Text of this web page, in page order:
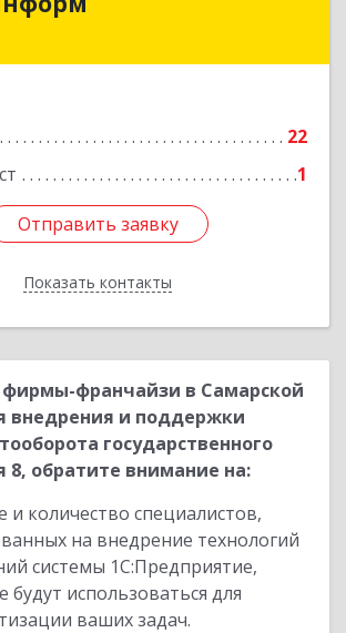
22
1
Отправить заявку
Показать контакты
Подробнее
Отправить заявку
Назад
франчайзи в Самарской
внедрения и поддержки
государственного
8, обратите внимание на:
и количество специалистов,
на внедрение технологий
системы 1С:Предприятие,
будут использоваться для
ваших задач.